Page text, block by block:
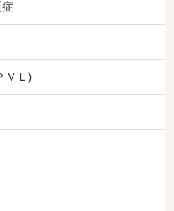
ＶＬ)